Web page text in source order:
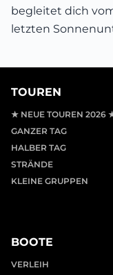
begleitet dich
letzten
TOUREN
★ NEUE TOUREN 2026
GANZER TAG
HALBER TAG
STRÄNDE
KLEINE GRUPPEN
BOOTE
VERLEIH